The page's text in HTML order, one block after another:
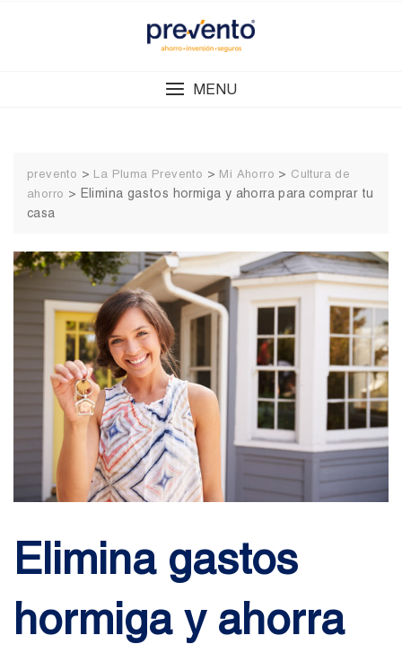
MENU
prevento > La Pluma Prevento > Mi Ahorro > Cultura de
ahorro > Elimina gastos hormiga y ahorra para comprar tu
casa
Elimina gastos
hormiga y ahorra